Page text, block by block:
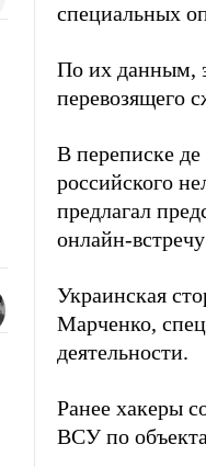
специальных
По их данным,
перевозящего
В переписке де
российского
предлагал
онлайн-
Украинская
Марченко,
деятельности.
Ранее хакеры
ВСУ по